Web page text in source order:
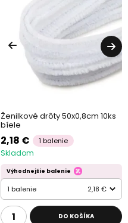
Ženilkové drôty 50x0,8cm 10ks
bíele
2,18 € 1 balenie
Skladom
Výhodnejšie balenie
1 balenie 2,18 €
DO KOŠÍKA